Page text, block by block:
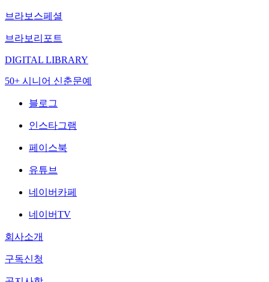
브라보스페셜
브라보리포트
DIGITAL LIBRARY
50+ 시니어 신춘문예
블로그
인스타그램
페이스북
유튜브
네이버카페
네이버TV
회사소개
구독신청